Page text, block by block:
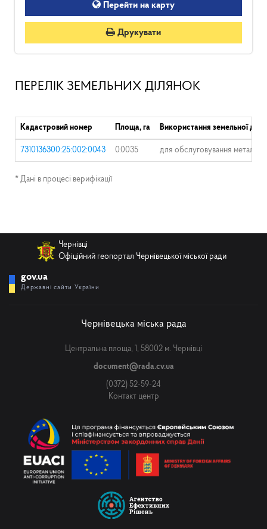
Перейти на карту
Друкувати
ПЕРЕЛІК ЗЕМЕЛЬНИХ ДІЛЯНОК
Кадастровий номер Площа, га Використання земельної
7310136300:25:002:0043 0.0035 для обслуговування
* Дані в процесі верифікації
Чернівці
Офіційний геопортал Чернівецької міської ради
gov.ua
Державні сайти України
Чернівецька міська рада
Центральна площа, 1, 58002 м. Чернівці
document@rada.cv.ua
(0372) 52-59-24
Контакт центр